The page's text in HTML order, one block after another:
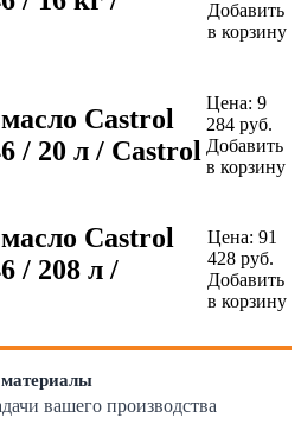
Добавить
в корзину
Castrol
/ 20 л / Castrol
Цена: 9
284 руб.
Добавить
в корзину
Castrol
/ 208 л /
Цена: 91
428 руб.
Добавить
в корзину
вашего производства